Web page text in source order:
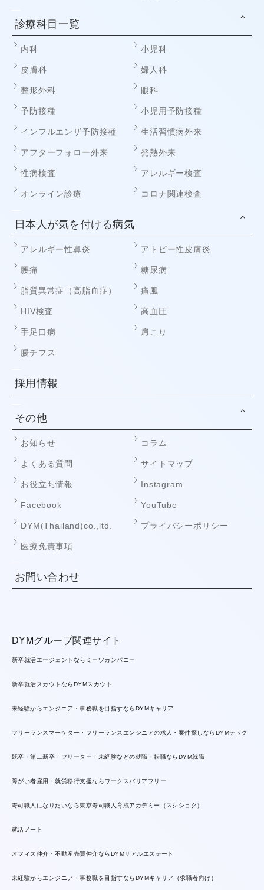
診療科目一覧
内科 小児科
皮膚科 婦人科
整形外科 眼科
予防接種 小児用予防接種
インフルエンザ予防接種 生活習慣病外来
アフターフォロー外来 発熱外来
性病検査 アレルギー検査
オンライン診療 コロナ関連検査
日本人が気を付ける病気
アレルギー性鼻炎 アトピー性皮膚炎
腰痛 糖尿病
脂質異常症（高脂血症） 痛風
HIV検査 高血圧
手足口病 肩こり
腸チフス
採用情報
その他
お知らせ コラム
よくある質問 サイトマップ
お役立ち情報 Instagram
Facebook YouTube
DYM(Thailand)co.,ltd. プライバシーポリシー
医療免責事項
お問い合わせ
DYMグループ関連サイト
新卒就活エージェントならミーツカンパニー
新卒就活スカウトならDYMスカウト
未経験からエンジニア・事務職を目指すならDYMキャリア
フリーランスマーケター・フリーランスエンジニアの求人・案件探しならDYMテック
既卒・第二新卒・フリーター・未経験などの就職・転職ならDYM就職
障がい者雇用・就労移行支援ならワークスバリアフリー
寿司職人になりたいなら東京寿司職人育成アカデミー（スシショク）
就活ノート
オフィス仲介・不動産売買仲介ならDYMリアルエステート
未経験からエンジニア・事務職を目指すならDYMキャリア（求職者向け）